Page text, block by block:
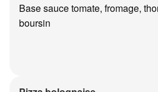
Base sauce tomate, fromage,
boursin